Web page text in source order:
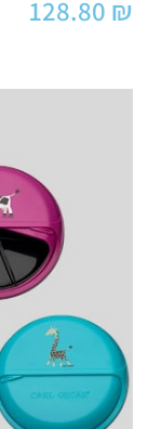
128.80 ₪